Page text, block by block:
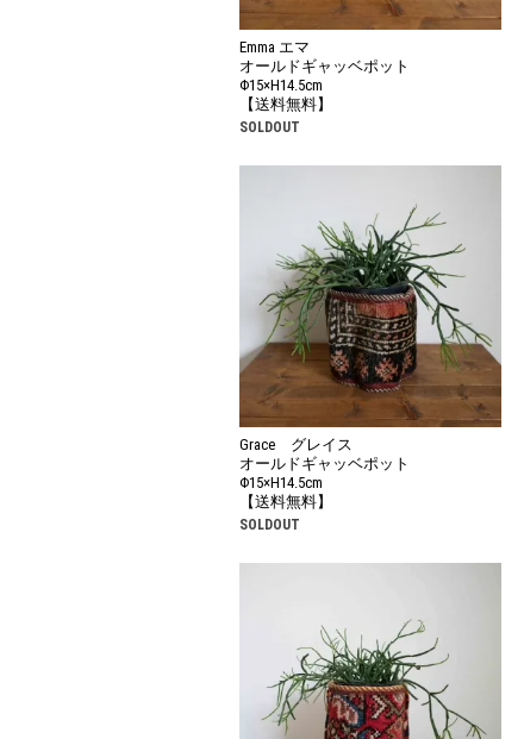
Emma エマ
オールドギャッベポット
Φ15×H14.5cm
【送料無料】
SOLDOUT
Grace グレイス
オールドギャッベポット
Φ15×H14.5cm
【送料無料】
SOLDOUT